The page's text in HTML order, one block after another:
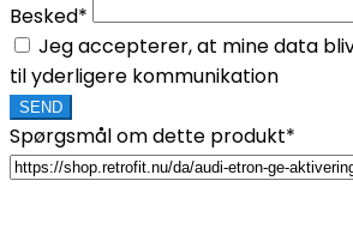
Besked*
Jeg accepterer, at mine data
til yderligere kommunikation
Spørgsmål om dette produkt*